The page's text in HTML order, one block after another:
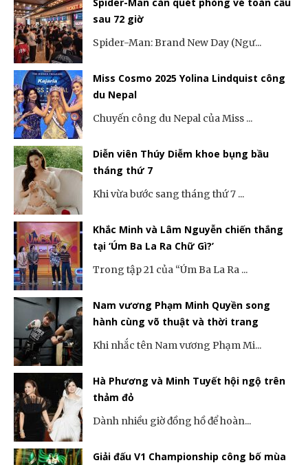
sau 72 giờ
Spider-Man: Brand New Day (Ngư...
Miss Cosmo 2025 Yolina Lindquist công
du Nepal
Chuyến công du Nepal của Miss ...
Diễn viên Thúy Diễm khoe bụng bầu
tháng thứ 7
Khi vừa bước sang tháng thứ 7 ...
Khắc Minh và Lâm Nguyễn chiến thắng
tại ‘Úm Ba La Ra Chữ Gì?’
Trong tập 21 của “Úm Ba La Ra ...
Nam vương Phạm Minh Quyền song
hành cùng võ thuật và thời trang
Khi nhắc tên Nam vương Phạm Mi...
Hà Phương và Minh Tuyết hội ngộ trên
thảm đỏ
Dành nhiều giờ đồng hồ để hoàn...
Giải đấu V1 Championship công bố mùa